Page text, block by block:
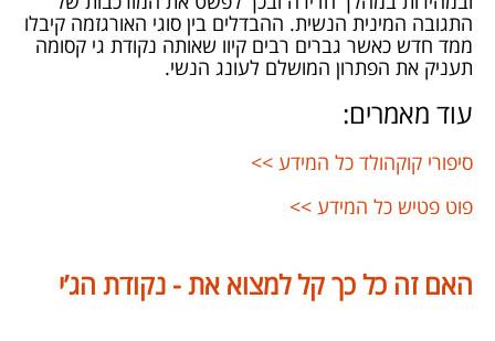
התגובה המינית הנשית. ההבדלים בין סוגי האורגזמה קיבלו
ממד חדש כאשר גברים רבים קיוו שאותה נקודת גי קסומה
תעניק את הפתרון המושלם לעונג הנשי.
עוד מאמרים:
סיפורי קוקהולד כל המידע >>
פוט פטיש כל המידע >>
האם זה כל כך קל למצוא את - נקודת הג’י